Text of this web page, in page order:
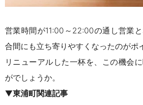
営業時間が11:00～22:00の通し営業
合間にも立ち寄りやすくなったのがポ
リニューアルした一杯を、この機会
がでしょうか。
▼東浦町関連記事